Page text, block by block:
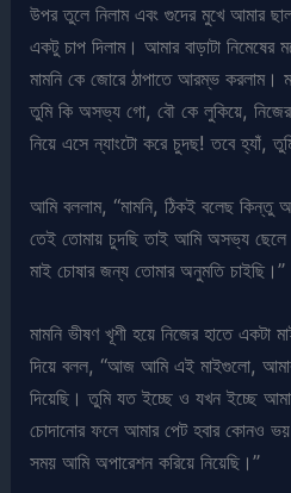
উপর তুলে নিলাম এবং গুদের মুখে আমার
একটু চাপ দিলাম। আমার বাড়াটা
মামনি কে জোরে ঠাপাতে আরম্ভ করলাম।
তুমি কি অসভ্য গো, বৌ কে লুকিয়ে, নিজের
নিয়ে এসে ন্যাংটো করে চুদছ! তবে হ্যাঁ,
আমি বললাম, “মামনি, ঠিকই বলেছ কিন্তু
তেই তোমায় চুদছি তাই আমি অসভ্য
মাই চোষার জন্য তোমার অনুমতি চাইছি।”
মামনি ভীষণ খূশী হয়ে নিজের হাতে একটা
দিয়ে বলল, “আজ আমি এই মাইগুলো,
দিয়েছি। তুমি যত ইচ্ছে ও যখন ইচ্ছে
চোদানোর ফলে আমার পেট হবার কোনও ভয়
সময় আমি অপারেশন করিয়ে নিয়েছি।”